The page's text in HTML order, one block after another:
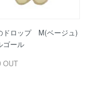
ドロップ M(ベージュ)
ール
OUT